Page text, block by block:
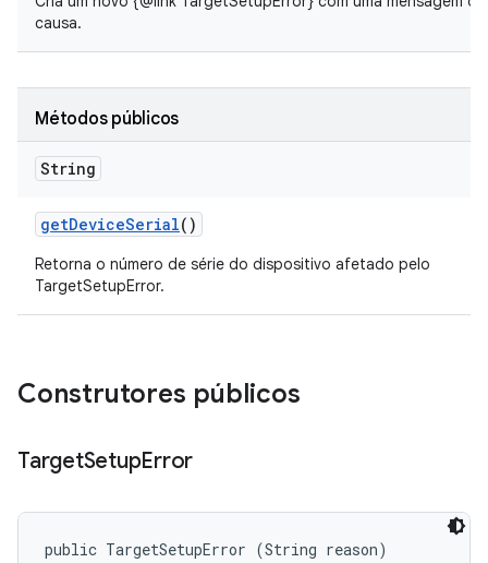
causa.
Métodos públicos
String
getDeviceSerial()
Retorna o número de série do dispositivo afetado pelo
TargetSetupError.
Construtores públicos
TargetSetupError
public TargetSetupError (String reason)